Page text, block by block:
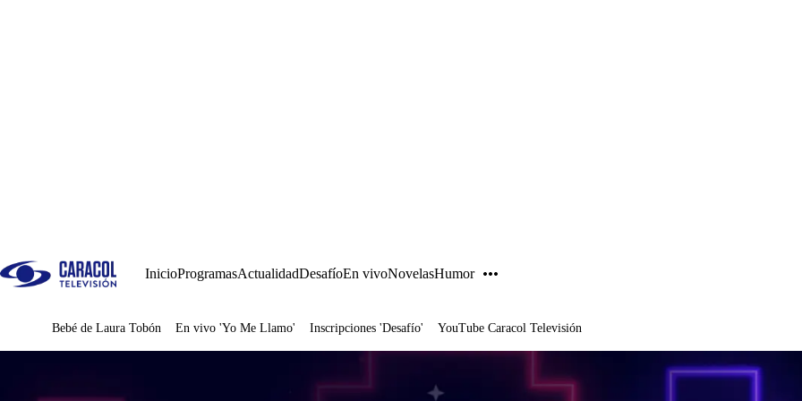
InicioProgramasActualidadDesafíoEn vivoNovelasHumor
Juegos
Bebé de Laura Tobón En vivo 'Yo Me Llamo' Inscripciones 'Desafío' YouTube Caracol Televisión